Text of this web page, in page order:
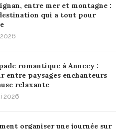
entre mer et montagne :
qui a tout pour
romantique à Annecy :
entre paysages enchanteurs
relaxante
2026
organiser une journée sur